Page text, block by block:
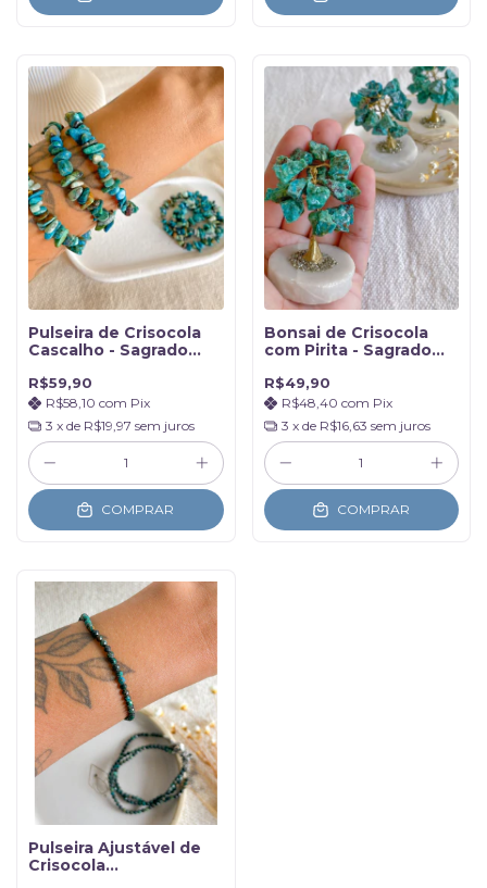
Pulseira de Crisocola
Cascalho - Sagrado
R$59,90
R$58,10 com Pix
3 x de R$19,97 sem juros
COMPRAR
Bonsai de Crisocola
com Pirita - Sagrado
R$49,90
R$48,40 com Pix
3 x de R$16,63 sem juros
COMPRAR
Pulseira Ajustável de
Crisocola